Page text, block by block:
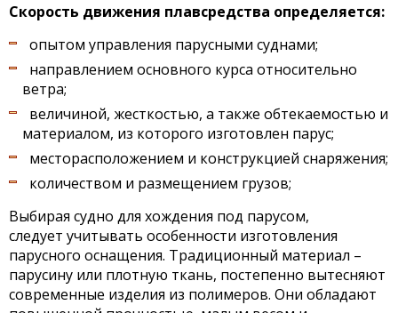
Скорость движения плавсредства определяется:
опытом управления парусными суднами;
направлением основного курса относительно
ветра;
величиной, жесткостью, а также обтекаемостью и
материалом, из которого изготовлен парус;
месторасположением и конструкцией снаряжения;
количеством и размещением грузов;
Выбирая судно для хождения под парусом,
следует учитывать особенности изготовления
парусного оснащения. Традиционный материал –
парусину или плотную ткань, постепенно вытесняют
современные изделия из полимеров. Они обладают